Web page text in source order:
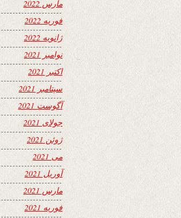
مارس 2022
فوریه 2022
ژانویه 2022
نوامبر 2021
اکتبر 2021
سپتامبر 2021
آگوست 2021
جولای 2021
ژوئن 2021
می 2021
آوریل 2021
مارس 2021
فوریه 2021